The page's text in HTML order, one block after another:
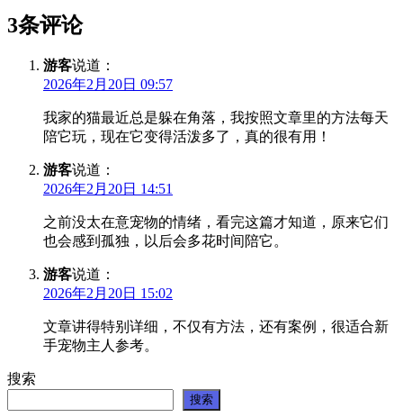
3条评论
游客说道：
2026年2月20日 09:57
我家的猫最近总是躲在角落，我按照文章里的方法每天
陪它玩，现在它变得活泼多了，真的很有用！
游客说道：
2026年2月20日 14:51
之前没太在意宠物的情绪，看完这篇才知道，原来它们
也会感到孤独，以后会多花时间陪它。
游客说道：
2026年2月20日 15:02
文章讲得特别详细，不仅有方法，还有案例，很适合新
手宠物主人参考。
搜索
搜索